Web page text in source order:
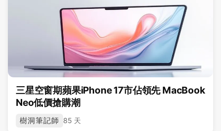
三星空窗期蘋果iPhone 17市佔領先 MacBook
Neo低價搶購潮
樹洞筆記師 85 天